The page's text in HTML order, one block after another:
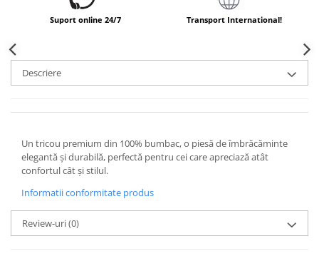
Suport online 24/7 Transport International!
Descriere
Un tricou premium din 100% bumbac, o piesă de îmbrăcăminte
elegantă și durabilă, perfectă pentru cei care apreciază atât
confortul cât și stilul.
Informatii conformitate produs
Review-uri(0)